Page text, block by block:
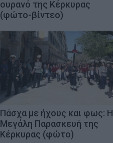
ουρανό της Κέρκυρας
(φώτο-βίντεο)
Πάσχα με ήχους και φως: Η
Μεγάλη Παρασκευή της
Κέρκυρας (φώτο)